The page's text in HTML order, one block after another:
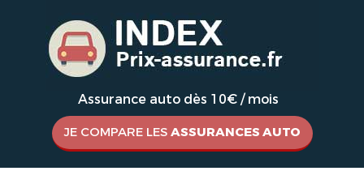
Assurance auto dès 10€ / mois
JE COMPARE LES ASSURANCES AUTO